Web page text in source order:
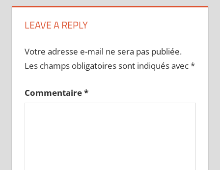
LEAVE A REPLY
Votre adresse e-mail ne sera pas publiée.
Les champs obligatoires sont indiqués avec*
Commentaire*